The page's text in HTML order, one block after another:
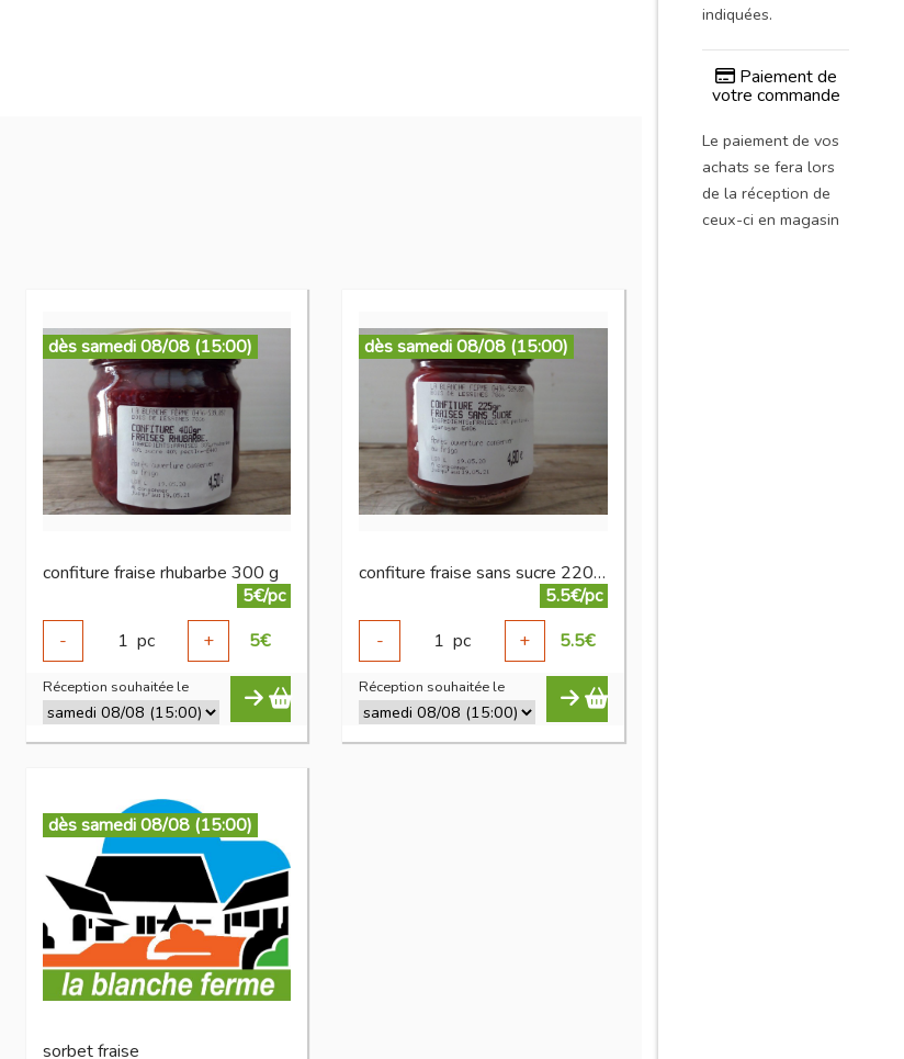
dès samedi 08/08 (15:00)
confiture fraise rhubarbe 300 g
5€/pc
-
1 pc + 5€
Réception souhaitée le
dès samedi 08/08 (15:00)
confiture fraise sans sucre 220 g
5.5€/pc
-
1 pc + 5.5€
Réception souhaitée le
dès samedi 08/08 (15:00)
sorbet fraise
indiquées.
Paiement de
votre commande
Le paiement de vos
achats se fera lors
de la réception de
ceux-ci en magasin